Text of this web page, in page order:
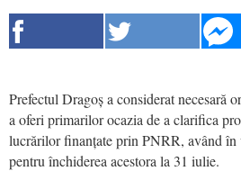
Prefectul Dragoș a considerat necesară
a oferi primarilor ocazia de a clarifica
lucrărilor finanțate prin PNRR, având în
pentru închiderea acestora la 31 iulie.